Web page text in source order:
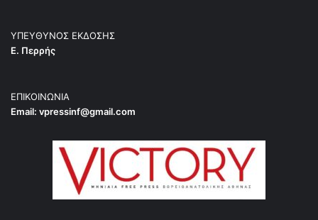
ΥΠΕΥΘΥΝΟΣ ΕΚΔΟΣΗΣ
Ε. Περρής
ΕΠΙΚΟΙΝΩΝΙΑ
Email: vpressinf@gmail.com